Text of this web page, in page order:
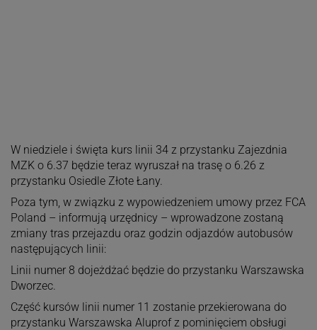
W niedziele i święta kurs linii 34 z przystanku Zajezdnia
MZK o 6.37 będzie teraz wyruszał na trasę o 6.26 z
przystanku Osiedle Złote Łany.
Poza tym, w związku z wypowiedzeniem umowy przez FCA
Poland – informują urzędnicy – wprowadzone zostaną
zmiany tras przejazdu oraz godzin odjazdów autobusów
następujących linii:
Linii numer 8 dojeżdżać będzie do przystanku Warszawska
Dworzec.
Część kursów linii numer 11 zostanie przekierowana do
przystanku Warszawska Aluprof z pominięciem obsługi